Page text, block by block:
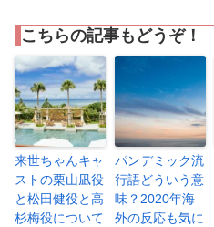
こちらの記事もどうぞ！
来世ちゃんキャ
ストの栗山凪役
と松田健役と高
杉梅役について
パンデミック流
行語どういう意
味？2020年海
外の反応も気に